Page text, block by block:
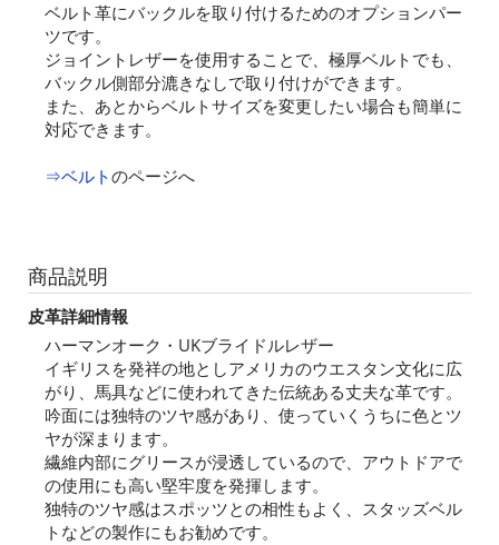
ベルト革にバックルを取り付けるためのオプションパー
ツです。
ジョイントレザーを使用することで、極厚ベルトでも、
バックル側部分漉きなしで取り付けができます。
また、あとからベルトサイズを変更したい場合も簡単に
対応できます。
⇒ベルトのページへ
商品説明
皮革詳細情報
ハーマンオーク・UKブライドルレザー
イギリスを発祥の地としアメリカのウエスタン文化に広
がり、馬具などに使われてきた伝統ある丈夫な革です。
吟面には独特のツヤ感があり、使っていくうちに色とツ
ヤが深まります。
繊維内部にグリースが浸透しているので、アウトドアで
の使用にも高い堅牢度を発揮します。
独特のツヤ感はスポッツとの相性もよく、スタッズベル
トなどの製作にもお勧めです。